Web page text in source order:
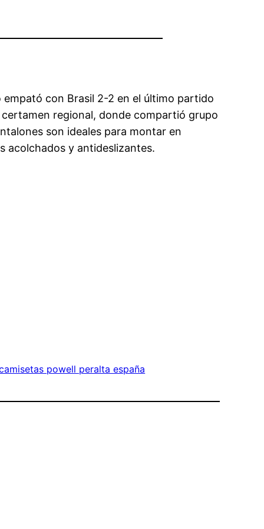
con Brasil 2-2 en el último partido
regional, donde compartió grupo
son ideales para montar en
acolchados y antideslizantes.
powell peralta españa